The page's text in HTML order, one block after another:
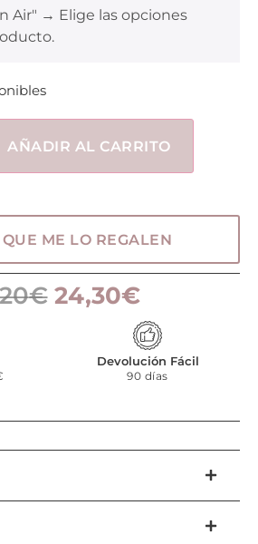
Air" → Elige las opciones
AÑADIR AL CARRITO
ME LO REGALEN
€ 24,30€
Devolución Fácil
90 días